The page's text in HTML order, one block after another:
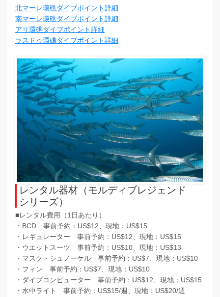
北マーレ環礁ダイブポイント詳細
南マーレ環礁ダイブポイント詳細
アリ環礁ダイブポイント詳細
ラスドゥ環礁ダイブポイント詳細
レンタル器材（モルディブレジェンド
シリーズ）
■レンタル費用（1日あたり）
・BCD 事前予約：US$12、現地：US$15
・レギュレーター 事前予約：US$12、現地：US$15
・ウエットスーツ 事前予約：US$10、現地：US$13
・マスク・シュノーケル 事前予約：US$7、現地：US$10
・フィン 事前予約：US$7、現地：US$10
・ダイブコンピューター 事前予約：US$12、現地：US$15
・水中ライト 事前予約：US$15/週、現地：US$20/週